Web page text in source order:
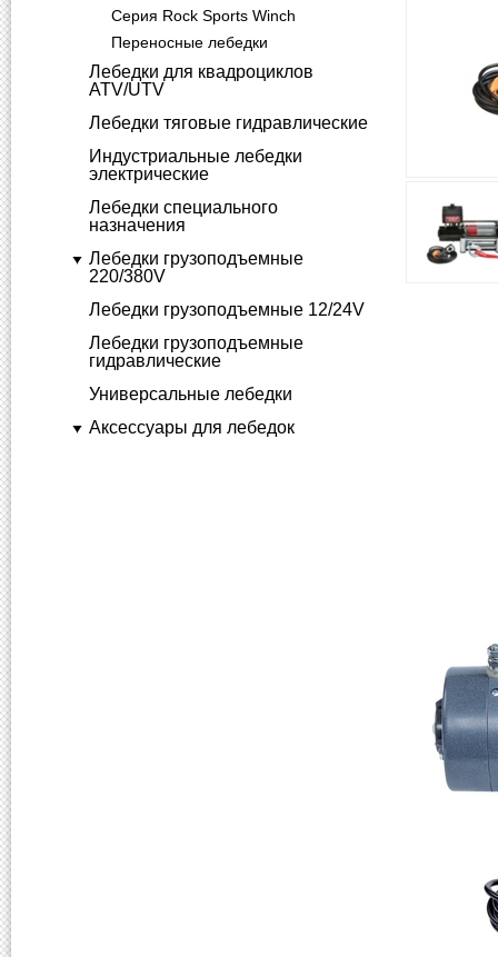
Серия Rock Sports Winch
Переносные лебедки
Лебедки для квадроциклов
ATV/UTV
Лебедки тяговые гидравлические
Индустриальные лебедки
электрические
Лебедки специального
назначения
Лебедки грузоподъемные
220/380V
Лебедки грузоподъемные 12/24V
Лебедки грузоподъемные
гидравлические
Универсальные лебедки
Аксессуары для лебедок